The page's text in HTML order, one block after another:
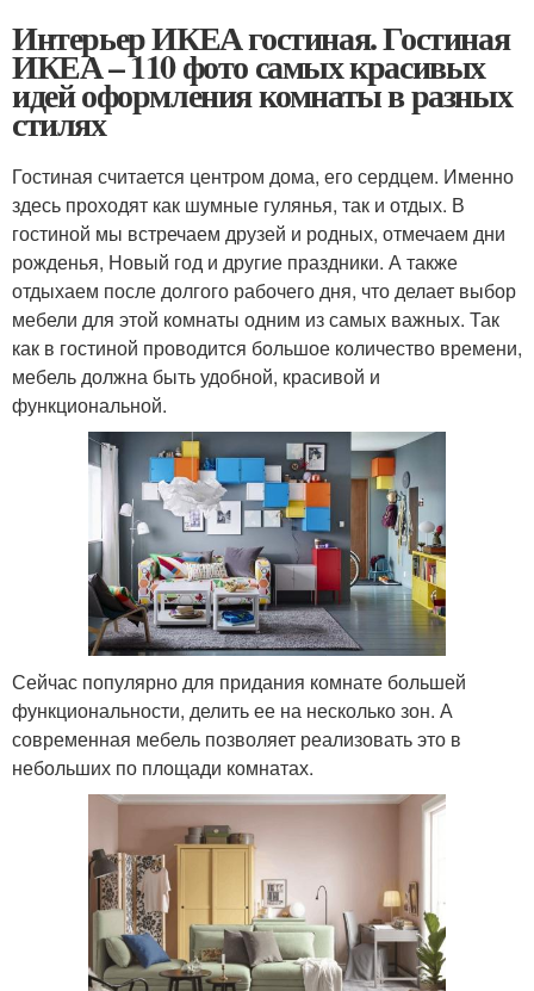
Интерьер ИКЕА гостиная. Гостиная
ИКЕА – 110 фото самых красивых
идей оформления комнаты в разных
стилях
Гостиная считается центром дома, его сердцем. Именно
здесь проходят как шумные гулянья, так и отдых. В
гостиной мы встречаем друзей и родных, отмечаем дни
рожденья, Новый год и другие праздники. А также
отдыхаем после долгого рабочего дня, что делает выбор
мебели для этой комнаты одним из самых важных. Так
как в гостиной проводится большое количество времени,
мебель должна быть удобной, красивой и
функциональной.
Сейчас популярно для придания комнате большей
функциональности, делить ее на несколько зон. А
современная мебель позволяет реализовать это в
небольших по площади комнатах.